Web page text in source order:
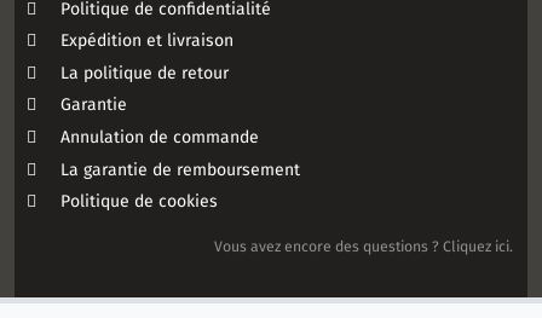
Politique de confidentialité
Expédition et livraison
La politique de retour
Garantie
Annulation de commande
La garantie de remboursement
Politique de cookies
Vous avez encore des questions ? Cliquez ici.